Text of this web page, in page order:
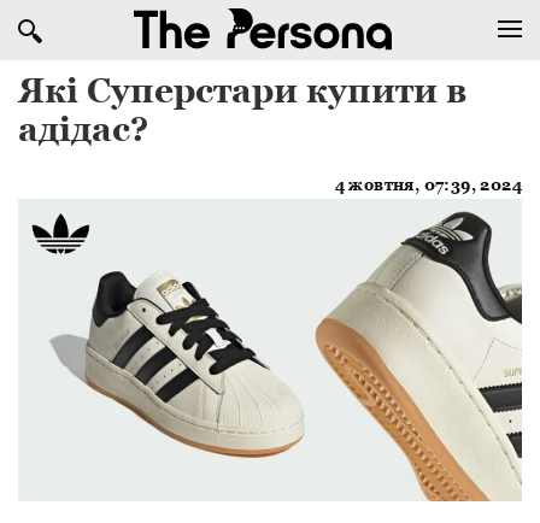
Які Суперстари купити в
адідас?
4 жовтня, 07:39, 2024